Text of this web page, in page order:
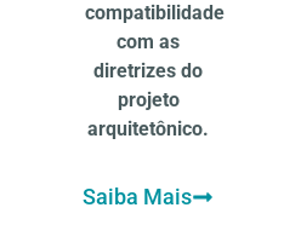
compatibilidade
com as
diretrizes do
projeto
arquitetônico.
Saiba Mais